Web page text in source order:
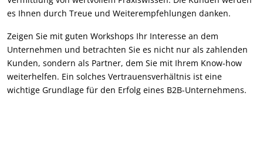
es Ihnen durch Treue und Weiterempfehlungen danken.
Zeigen Sie mit guten Workshops Ihr Interesse an dem
Unternehmen und betrachten Sie es nicht nur als zahlenden
Kunden, sondern als Partner, dem Sie mit Ihrem Know-how
weiterhelfen. Ein solches Vertrauensverhältnis ist eine
wichtige Grundlage für den Erfolg eines B2B-Unternehmens.